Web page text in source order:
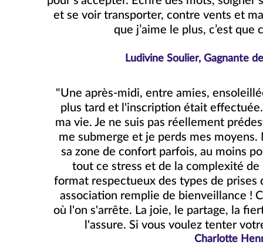
et se voir transporter, contre vents et
que j’aime le plus, c’est que
Ludivine Soulier, Gagnante
"Une après-midi, entre amies,
plus tard et l'inscription était
ma vie. Je ne suis pas réellement
me submerge et je perds mes
sa zone de confort parfois, au moins
tout ce stress et de la complexité
format respectueux des types de prises
association remplie de bienveillance !
où l'on s'arrête. La joie, le partage, la
l'assure. Si vous voulez tenter
Charlotte